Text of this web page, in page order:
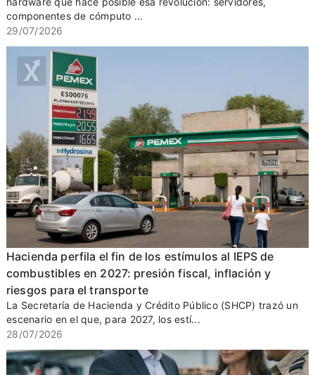
componentes de cómputo ...
29/07/2026
Hacienda perfila el fin de los estímulos al IEPS de
combustibles en 2027: presión fiscal, inflación y
riesgos para el transporte
La Secretaría de Hacienda y Crédito Público (SHCP) trazó un
escenario en el que, para 2027, los estí...
28/07/2026